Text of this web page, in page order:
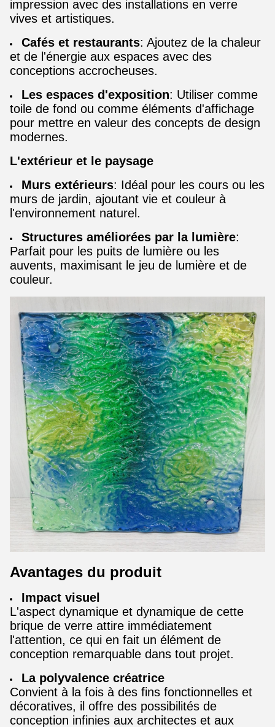
impression avec des installations en verre
vives et artistiques.
Cafés et restaurants: Ajoutez de la chaleur
et de l'énergie aux espaces avec des
conceptions accrocheuses.
Les espaces d'exposition: Utiliser comme
toile de fond ou comme éléments d'affichage
pour mettre en valeur des concepts de design
modernes.
L'extérieur et le paysage
Murs extérieurs: Idéal pour les cours ou les
murs de jardin, ajoutant vie et couleur à
l'environnement naturel.
Structures améliorées par la lumière:
Parfait pour les puits de lumière ou les
auvents, maximisant le jeu de lumière et de
couleur.
Avantages du produit
Impact visuel
L'aspect dynamique et dynamique de cette
brique de verre attire immédiatement
l'attention, ce qui en fait un élément de
conception remarquable dans tout projet.
La polyvalence créatrice
Convient à la fois à des fins fonctionnelles et
décoratives, il offre des possibilités de
conception infinies aux architectes et aux